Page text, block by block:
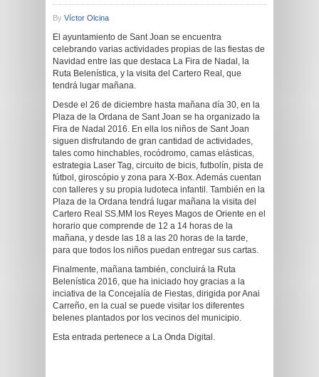
By Víctor Olcina
El ayuntamiento de Sant Joan se encuentra
celebrando varias actividades propias de las fiestas de
Navidad entre las que destaca La Fira de Nadal, la
Ruta Belenística, y la visita del Cartero Real, que
tendrá lugar mañana.
Desde el 26 de diciembre hasta mañana día 30, en la
Plaza de la Ordana de Sant Joan se ha organizado la
Fira de Nadal 2016. En ella los niños de Sant Joan
siguen disfrutando de gran cantidad de actividades,
tales como hinchables, rocódromo, camas elásticas,
estrategia Laser Tag, circuito de bicis, futbolín, pista de
fútbol, giroscópio y zona para X-Box. Además cuentan
con talleres y su propia ludoteca infantil. También en la
Plaza de la Ordana tendrá lugar mañana la visita del
Cartero Real SS.MM los Reyes Magos de Oriente en el
horario que comprende de 12 a 14 horas de la
mañana, y desde las 18 a las 20 horas de la tarde,
para que todos los niños puedan entregar sus cartas.
Finalmente, mañana también, concluirá la Ruta
Belenística 2016, que ha iniciado hoy gracias a la
inciativa de la Concejalía de Fiestas, dirigida por Anai
Carreño, en la cual se puede visitar los diferentes
belenes plantados por los vecinos del municipio.
Esta entrada pertenece a La Onda Digital.